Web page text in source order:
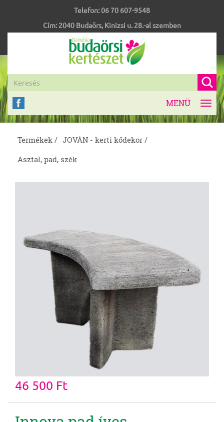
Telefon:06 70 607-9548
Cím: 2040 Budaörs, Kinizsi u. 28.-al szemben
MENÜ
Termékek / JOVÁN - kerti kődekor /
Asztal, pad, szék
46 500 Ft